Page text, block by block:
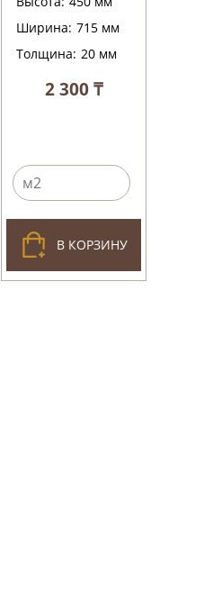
Ширина: 715 мм
Толщина: 20 мм
2 300 ₸
В КОРЗИНУ